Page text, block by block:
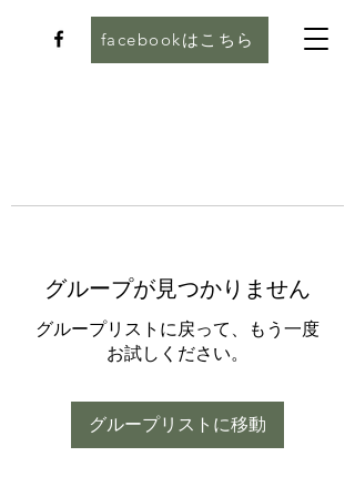
facebookはこちら
グループが見つかりません
グループリストに戻って、もう一度
お試しください。
グループリストに移動